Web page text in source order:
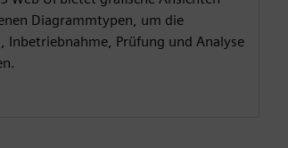
Diagrammtypen, um die
Inbetriebnahme, Prüfung und Analyse